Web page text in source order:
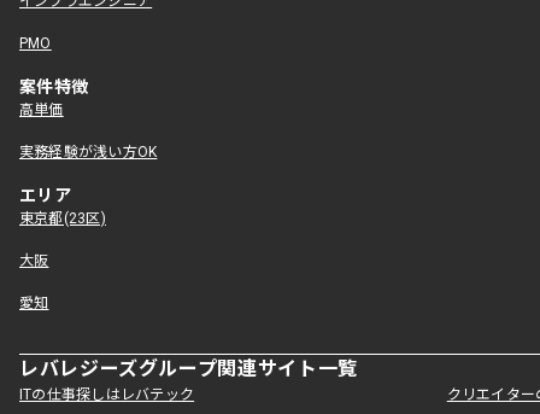
PMO
案件特徴
高単価
実務経験が浅い方OK
エリア
東京都(23区)
大阪
愛知
レバレジーズグループ関連サイト一覧
ITの仕事探しはレバテック クリエイタ